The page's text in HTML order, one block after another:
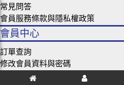
常見問答
會員服務條款與隱私權政策
會員中心
訂單查詢
修改會員資料與密碼
忘記密碼